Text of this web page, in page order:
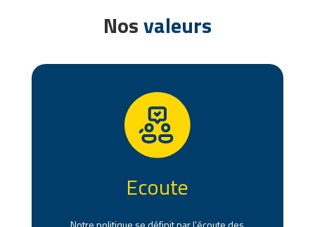
Nosvaleurs
Ecoute